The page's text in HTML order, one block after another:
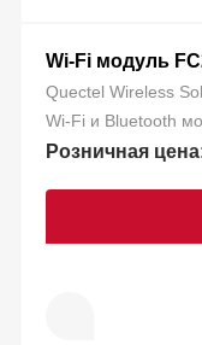
Wi-Fi модуль
Quectel Wireless
Wi-Fi и Bluetooth
Розничная